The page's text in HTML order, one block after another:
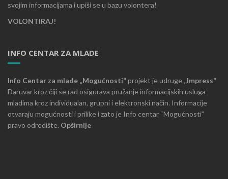
svojim informacijama i upiši se u bazu volontera!
VOLONTIRAJ!
INFO CENTAR ZA MLADE
Info Centar za mlade „Mogućnosti“projekt je udruge „Impress“
Daruvar kroz čiji se rad osigurava pružanje informacijskih usluga
mladima kroz individualan, grupni i elektronski način. Informacije
otvaraju mogućnosti i prilike i zato je Info centar “Mogućnosti”
pravo odredište. Opširnije